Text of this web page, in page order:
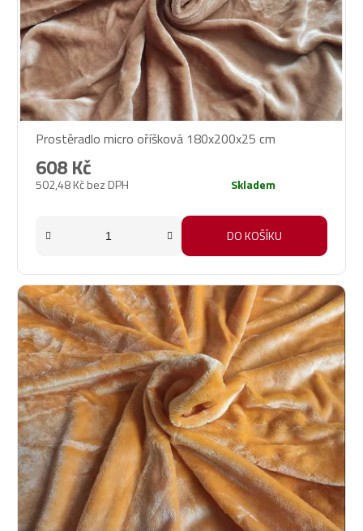
Prostěradlo micro oříšková 180x200x25 cm
502,48 Kč bez DPH
608 Kč
Skladem
DO KOŠÍKU